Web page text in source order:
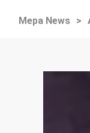
Mepa News >